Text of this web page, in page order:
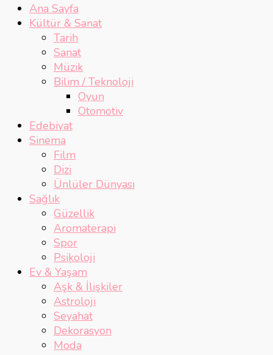
Ana Sayfa
Kültür & Sanat
Tarih
Sanat
Müzik
Bilim / Teknoloji
Oyun
Otomotiv
Edebiyat
Sinema
Film
Dizi
Ünlüler Dünyası
Sağlık
Güzellik
Aromaterapi
Spor
Psikoloji
Ev & Yaşam
Aşk & İlişkiler
Astroloji
Seyahat
Dekorasyon
Moda